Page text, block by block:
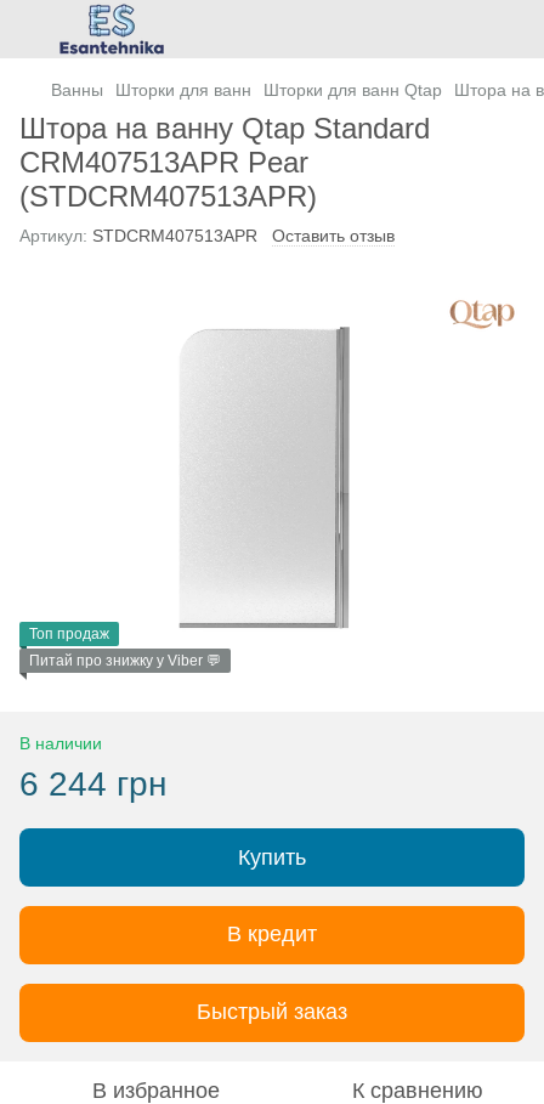
Ванны Шторки для ванн Шторки для ванн Qtap Штора на
Штора на ванну Qtap Standard
CRM407513APR Pear
(STDCRM407513APR)
Артикул: STDCRM407513APR Оставить отзыв
Топ продаж
Питай про знижку у Viber 💬
В наличии
6 244 грн
Купить
В кредит
Быстрый заказ
В избранное К сравнению